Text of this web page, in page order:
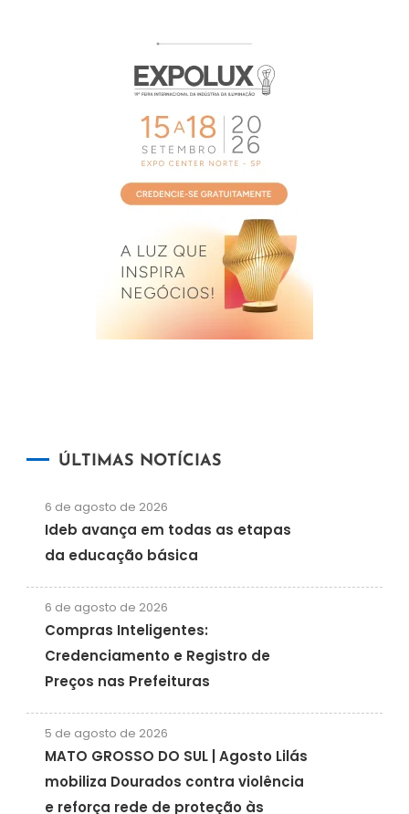
ÚLTIMAS NOTÍCIAS
6 de agosto de 2026
Ideb avança em todas as etapas
da educação básica
6 de agosto de 2026
Compras Inteligentes:
Credenciamento e Registro de
Preços nas Prefeituras
5 de agosto de 2026
MATO GROSSO DO SUL | Agosto Lilás
mobiliza Dourados contra violência
e reforça rede de proteção às